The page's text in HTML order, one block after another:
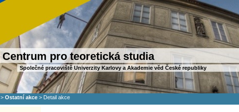
Centrum pro teoretická studia
Společné pracoviště Univerzity Karlovy a Akademie věd České republiky
> Ostatní akce > Detail akce